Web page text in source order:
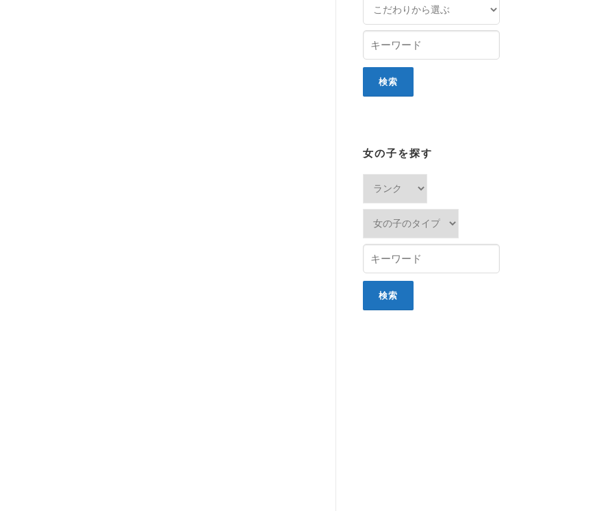
女の子を探す